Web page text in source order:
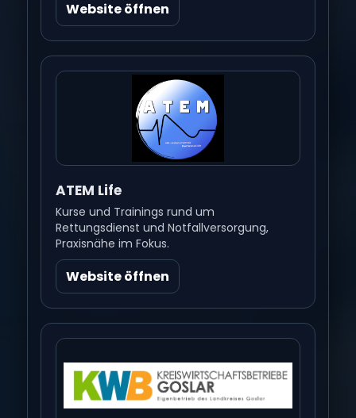
Website öffnen
ATEM Life
Kurse und Trainings rund um
Rettungsdienst und Notfallversorgung,
Praxisnähe im Fokus.
Website öffnen